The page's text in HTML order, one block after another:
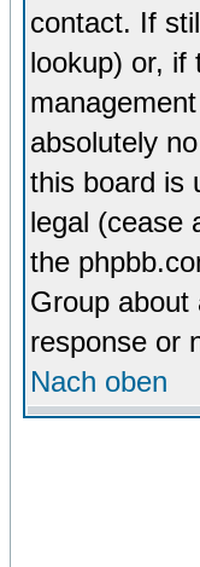
contact. If
lookup) or, if
absolutely
this board is
legal (cease
the
Group
response or
Nach oben